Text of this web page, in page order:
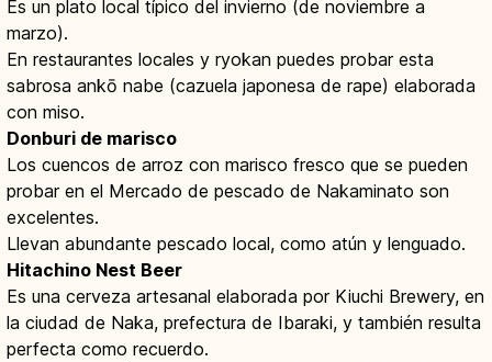
Es un plato local típico del invierno (de noviembre a
marzo).
En restaurantes locales y ryokan puedes probar esta
sabrosa ankō nabe (cazuela japonesa de rape) elaborada
con miso.
Donburi de marisco
Los cuencos de arroz con marisco fresco que se pueden
probar en el Mercado de pescado de Nakaminato son
excelentes.
Llevan abundante pescado local, como atún y lenguado.
Hitachino Nest Beer
Es una cerveza artesanal elaborada por Kiuchi Brewery, en
la ciudad de Naka, prefectura de Ibaraki, y también resulta
perfecta como recuerdo.